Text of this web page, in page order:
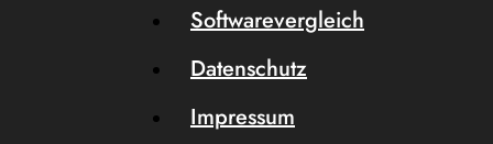
Softwarevergleich
Datenschutz
Impressum